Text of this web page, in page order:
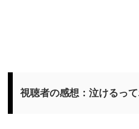
視聴者の感想：泣けるっ